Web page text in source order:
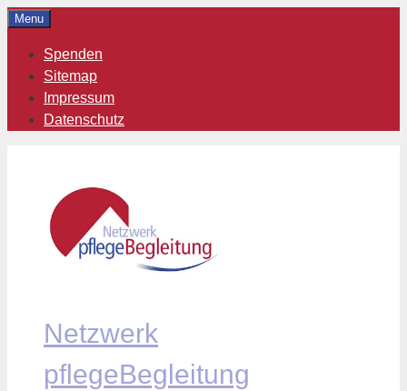
Zum
springen
Menu
Spenden
Sitemap
Impressum
Datenschutz
Netzwerk
pflegeBegleitung